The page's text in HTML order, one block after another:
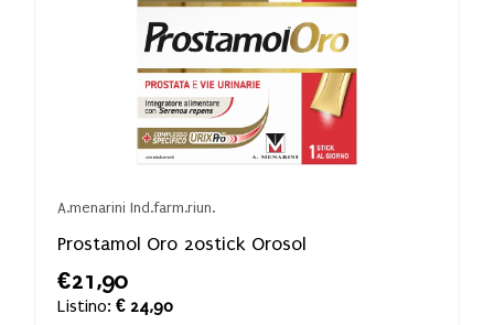
A.menarini Ind.farm.riun.
Prostamol Oro 20stick Orosol
€21,90
Listino: € 24,90